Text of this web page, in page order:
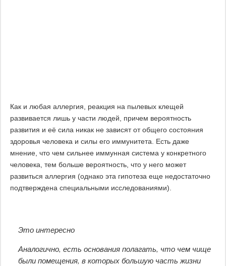
Как и любая аллергия, реакция на пылевых клещей
развивается лишь у части людей, причем вероятность
развития и её сила никак не зависят от общего состояния
здоровья человека и силы его иммунитета. Есть даже
мнение, что чем сильнее иммунная система у конкретного
человека, тем больше вероятность, что у него может
развиться аллергия (однако эта гипотеза еще недостаточно
подтверждена специальными исследованиями).
Это интересно
Аналогично, есть основания полагать, что чем чище
были помещения, в которых большую часть жизни